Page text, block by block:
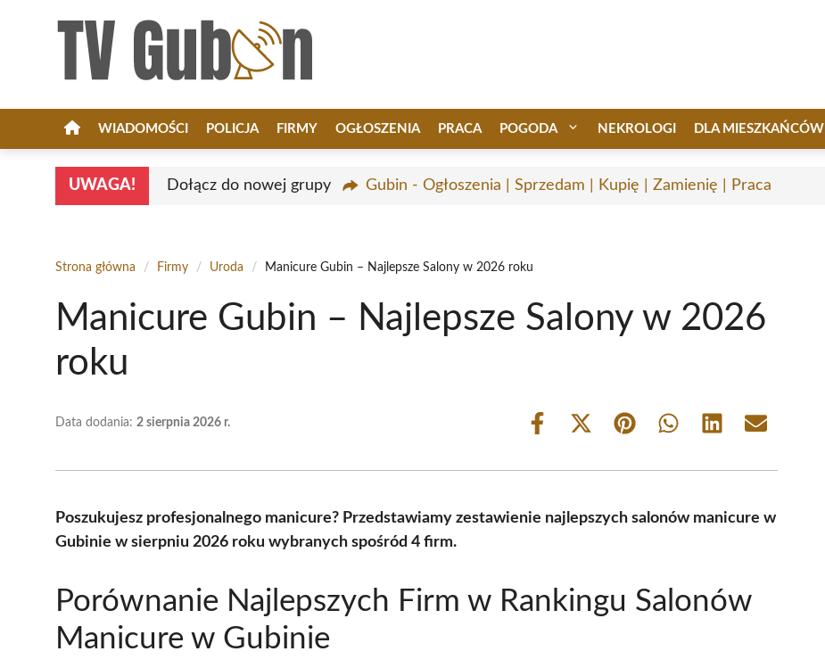
WIADOMOŚCI POLICJA FIRMY OGŁOSZENIA PRACA POGODA NEKROLOGI DLA MIESZKAŃCÓW
UWAGA! Dołącz do nowej grupy Gubin - Ogłoszenia | Sprzedam | Kupię | Zamienię | Praca
Strona główna / Firmy / Uroda / Manicure Gubin – Najlepsze Salony w 2026 roku
Manicure Gubin – Najlepsze Salony w 2026
roku
Data dodania: 2 sierpnia 2026 r.
Share
Share
(Twitter)
Share Share Share Share
Poszukujesz profesjonalnego manicure? Przedstawiamy zestawienie najlepszych salonów manicure w
Gubinie w sierpniu 2026 roku wybranych spośród 4 firm.
Porównanie Najlepszych Firm w Rankingu Salonów
Manicure w Gubinie